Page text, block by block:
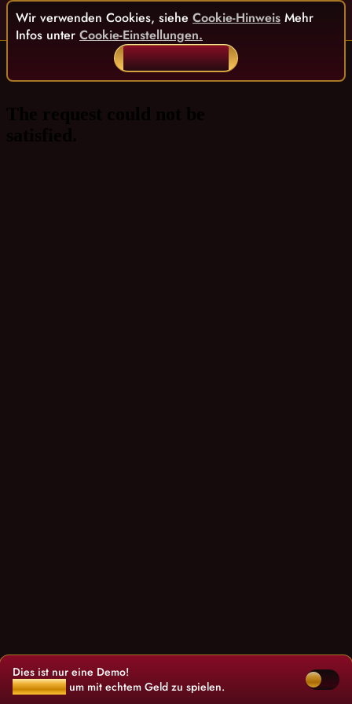
Dies ist nur eine Demo!
Klicke hier um mit echtem Geld zu spielen.
Wir verwenden Cookies, siehe Cookie-Hinweis Mehr
Infos unter Cookie-Einstellungen.
ALLES AKZEPTIEREN